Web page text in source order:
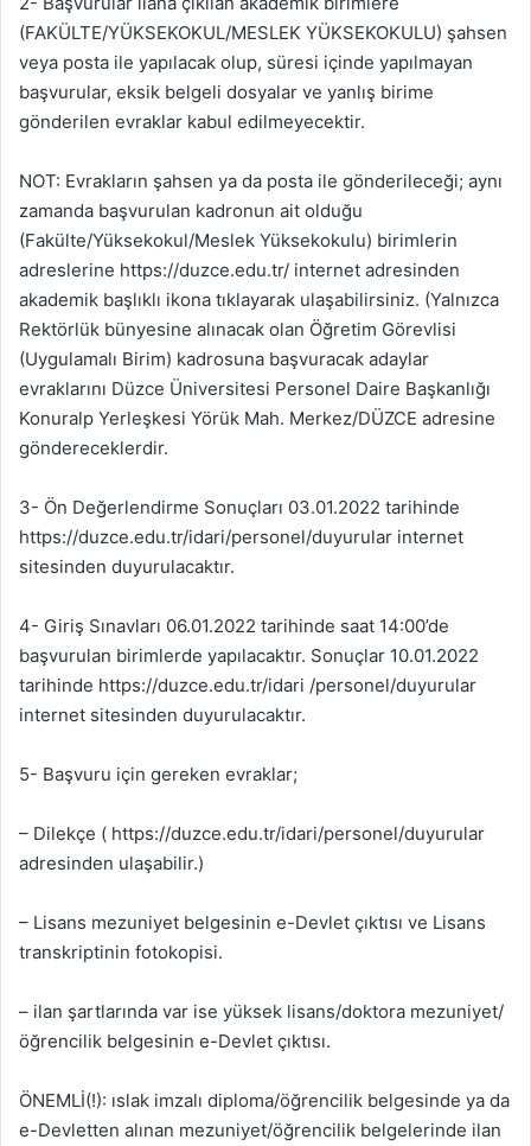
(FAKÜLTE/YÜKSEKOKUL/MESLEK YÜKSEKOKULU) şahsen
veya posta ile yapılacak olup, süresi içinde yapılmayan
başvurular, eksik belgeli dosyalar ve yanlış birime
gönderilen evraklar kabul edilmeyecektir.
NOT: Evrakların şahsen ya da posta ile gönderileceği; aynı
zamanda başvurulan kadronun ait olduğu
(Fakülte/Yüksekokul/Meslek Yüksekokulu) birimlerin
adreslerine https://duzce.edu.tr/ internet adresinden
akademik başlıklı ikona tıklayarak ulaşabilirsiniz. (Yalnızca
Rektörlük bünyesine alınacak olan Öğretim Görevlisi
(Uygulamalı Birim) kadrosuna başvuracak adaylar
evraklarını Düzce Üniversitesi Personel Daire Başkanlığı
Konuralp Yerleşkesi Yörük Mah. Merkez/DÜZCE adresine
göndereceklerdir.
3- Ön Değerlendirme Sonuçları 03.01.2022 tarihinde
https://duzce.edu.tr/idari/personel/duyurular internet
sitesinden duyurulacaktır.
4- Giriş Sınavları 06.01.2022 tarihinde saat 14:00’de
başvurulan birimlerde yapılacaktır. Sonuçlar 10.01.2022
tarihinde https://duzce.edu.tr/idari /personel/duyurular
internet sitesinden duyurulacaktır.
5- Başvuru için gereken evraklar;
– Dilekçe ( https://duzce.edu.tr/idari/personel/duyurular
adresinden ulaşabilir.)
– Lisans mezuniyet belgesinin e-Devlet çıktısı ve Lisans
transkriptinin fotokopisi.
– ilan şartlarında var ise yüksek lisans/doktora mezuniyet/
öğrencilik belgesinin e-Devlet çıktısı.
ÖNEMLİ(!): ıslak imzalı diploma/öğrencilik belgesinde ya da
e-Devletten alınan mezuniyet/öğrencilik belgelerinde ilan